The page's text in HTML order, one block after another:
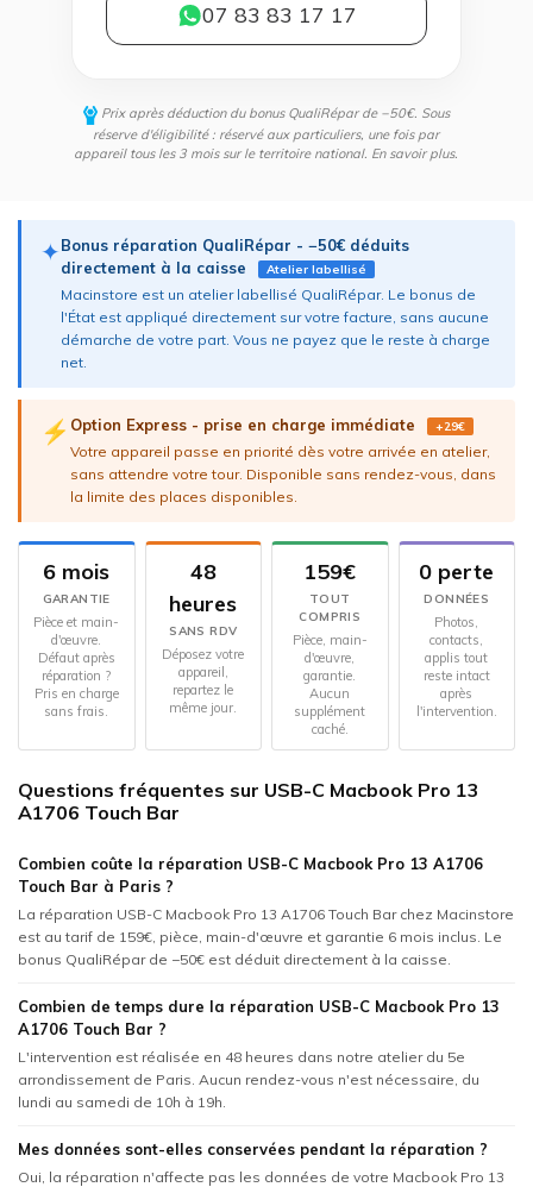
07 83 83 17 17
Prix après déduction du bonus QualiRépar de −50€. Sous
réserve d'éligibilité : réservé aux particuliers, une fois par
appareil tous les 3 mois sur le territoire national. En savoir plus.
✦Bonus réparation QualiRépar - −50€ déduits
directement à la caisse
Atelier labellisé
Macinstore est un atelier labellisé QualiRépar. Le bonus de
l'État est appliqué directement sur votre facture, sans aucune
démarche de votre part. Vous ne payez que le reste à charge
net.
⚡ Option Express - prise en charge immédiate +29€
Votre appareil passe en priorité dès votre arrivée en atelier,
sans attendre votre tour. Disponible sans rendez-vous, dans
la limite des places disponibles.
6 mois
GARANTIE
Pièce et main-
d'œuvre.
Défaut après
réparation ?
Pris en charge
sans frais.
48
heures
SANS RDV
Déposez votre
appareil,
repartez le
même jour.
159€
TOUT
COMPRIS
Pièce, main-
d'œuvre,
garantie.
Aucun
supplément
caché.
0 perte
DONNÉES
Photos,
contacts,
applis tout
reste intact
après
l'intervention.
Questions fréquentes sur USB-C Macbook Pro 13
A1706 Touch Bar
Combien coûte la réparation USB-C Macbook Pro 13 A1706
Touch Bar à Paris ?
La réparation USB-C Macbook Pro 13 A1706 Touch Bar chez Macinstore
est au tarif de 159€, pièce, main-d'œuvre et garantie 6 mois inclus. Le
bonus QualiRépar de −50€ est déduit directement à la caisse.
Combien de temps dure la réparation USB-C Macbook Pro 13
A1706 Touch Bar ?
L'intervention est réalisée en 48 heures dans notre atelier du 5e
arrondissement de Paris. Aucun rendez-vous n'est nécessaire, du
lundi au samedi de 10h à 19h.
Mes données sont-elles conservées pendant la réparation ?
Oui, la réparation n'affecte pas les données de votre Macbook Pro 13